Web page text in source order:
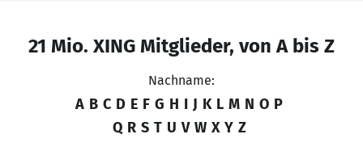
21 Mio. XING Mitglieder, von A bis Z
Nachname:
A B C D E F G H I J K L M N O P
Q R S T U V W X Y Z